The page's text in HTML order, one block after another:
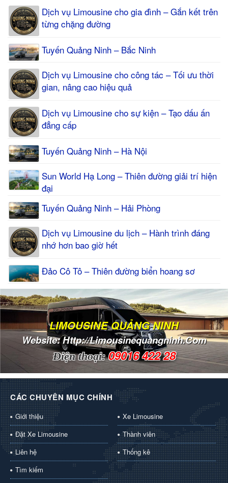
Dịch vụ Limousine cho gia đình – Gắn kết trên
từng chặng đường
Tuyến Quảng Ninh – Bắc Ninh
Dịch vụ Limousine cho công tác – Tối ưu thời
gian, nâng cao hiệu quả
Dịch vụ Limousine cho sự kiện – Tạo dấu ấn
đẳng cấp
Tuyến Quảng Ninh – Hà Nội
Sun World Hạ Long – Thiên đường giải trí hiện
đại
Tuyến Quảng Ninh – Hải Phòng
Dịch vụ Limousine du lịch – Hành trình đáng
nhớ hơn bao giờ hết
Đảo Cô Tô – Thiên đường biển hoang sơ
LIMOUSINE QUẢNG NINH
Website: Http://limousinequangninh.com
Điện thoại: 09016 422 28
CÁC CHUYÊN MỤC CHÍNH
Giới thiệu
Xe Limousine
Đặt Xe Limousine
Thành viên
Liên hệ
Thống kê
Tìm kiếm